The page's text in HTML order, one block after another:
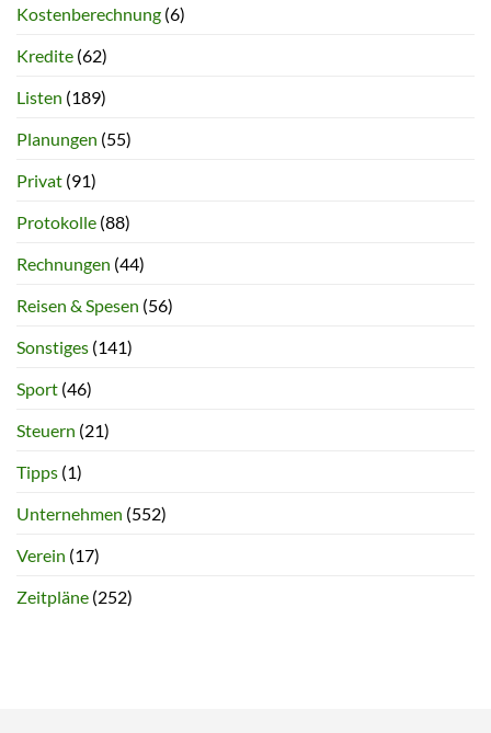
Kostenberechnung (6)
Kredite (62)
Listen (189)
Planungen (55)
Privat (91)
Protokolle (88)
Rechnungen (44)
Reisen & Spesen (56)
Sonstiges (141)
Sport (46)
Steuern (21)
Tipps (1)
Unternehmen (552)
Verein (17)
Zeitpläne (252)